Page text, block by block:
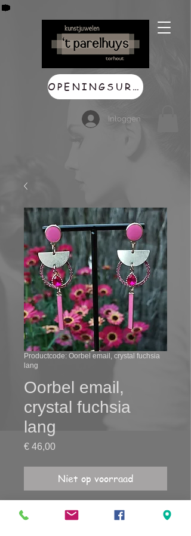
OPENINGSUREN
Inloggen
Productcode: Oorbel email, crystal fuchsia
lang
Oorbel email,
crystal fuchsia
lang
€ 46,00Prijs
Niet op voorraad
Lengte 7,5 cm, nikkelvrij